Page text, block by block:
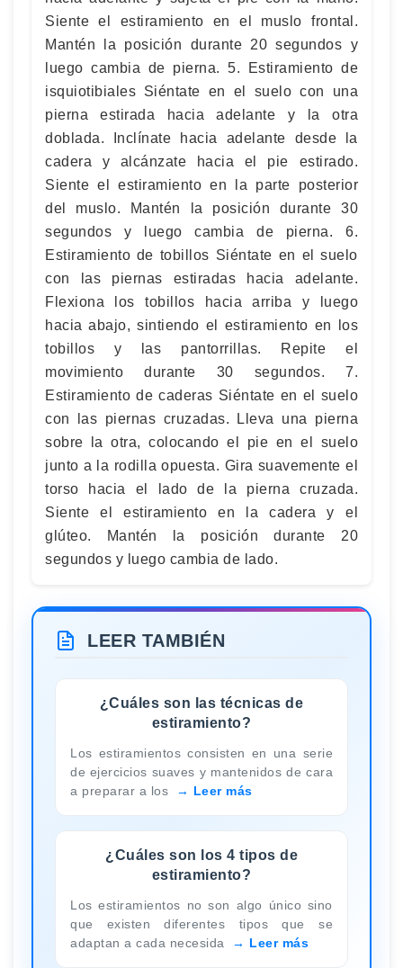
Siente el estiramiento en el muslo frontal.
Mantén la posición durante 20 segundos y
luego cambia de pierna. 5. Estiramiento de
isquiotibiales Siéntate en el suelo con una
pierna estirada hacia adelante y la otra
doblada. Inclínate hacia adelante desde la
cadera y alcánzate hacia el pie estirado.
Siente el estiramiento en la parte posterior
del muslo. Mantén la posición durante 30
segundos y luego cambia de pierna. 6.
Estiramiento de tobillos Siéntate en el suelo
con las piernas estiradas hacia adelante.
Flexiona los tobillos hacia arriba y luego
hacia abajo, sintiendo el estiramiento en los
tobillos y las pantorrillas. Repite el
movimiento durante 30 segundos. 7.
Estiramiento de caderas Siéntate en el suelo
con las piernas cruzadas. Lleva una pierna
sobre la otra, colocando el pie en el suelo
junto a la rodilla opuesta. Gira suavemente el
torso hacia el lado de la pierna cruzada.
Siente el estiramiento en la cadera y el
glúteo. Mantén la posición durante 20
segundos y luego cambia de lado.
LEER TAMBIÉN
¿Cuáles son las técnicas de
estiramiento?
Los estiramientos consisten en una serie
de ejercicios suaves y mantenidos de cara
a preparar a los
Leer más
¿Cuáles son los 4 tipos de
estiramiento?
Los estiramientos no son algo único sino
que existen diferentes tipos que se
adaptan a cada necesida
Leer más